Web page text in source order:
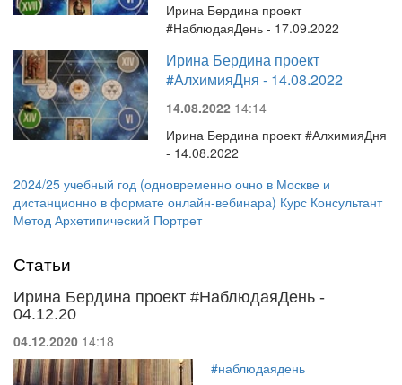
Ирина Бердина проект
#НаблюдаяДень - 17.09.2022
Ирина Бердина проект
#АлхимияДня - 14.08.2022
14.08.2022 14:14
Ирина Бердина проект #АлхимияДня
- 14.08.2022
2024/25 учебный год (одновременно очно в Москве и
дистанционно в формате онлайн-вебинара) Курс Консультант
Метод Архетипический Портрет
Статьи
Ирина Бердина проект #НаблюдаяДень -
04.12.20
04.12.2020 14:18
#наблюдаядень